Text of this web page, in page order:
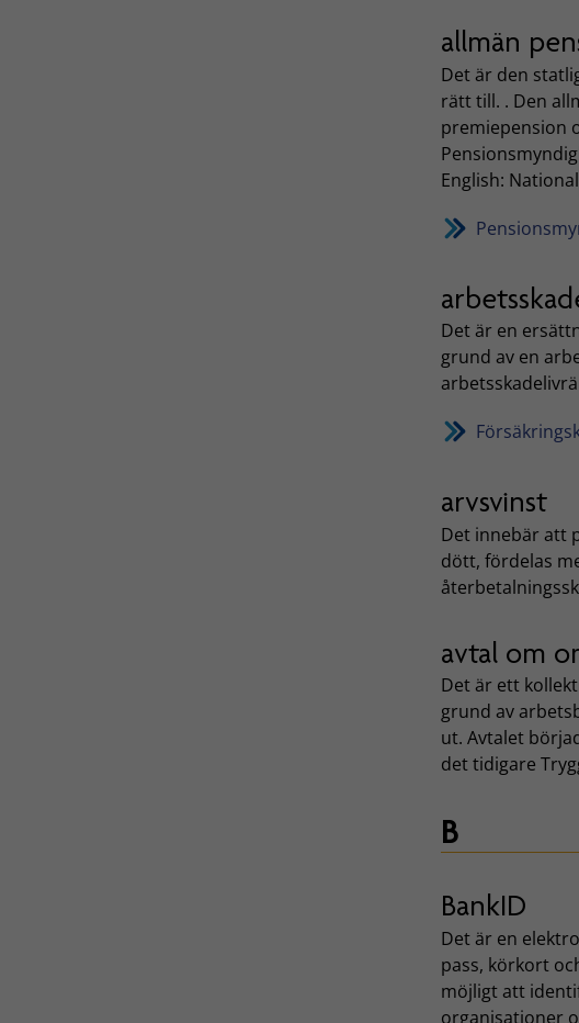
allmän
Det är den
rätt till. . Den
premiepension
English:
Det är en
grund av en
arvsvinst
Det innebär att
dött, fördelas
avtal om
Det är ett
grund av
ut. Avtalet
det tidigare
B
BankID
Det är en
pass, körkort
möjligt att
organisationer